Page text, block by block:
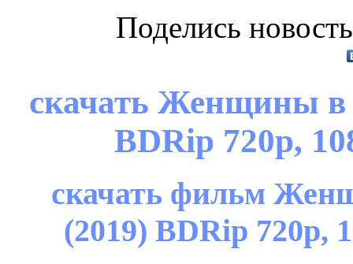
Поделись
скачать Женщины в
BDRip 720p,
скачать фильм
(2019) BDRip 720p,